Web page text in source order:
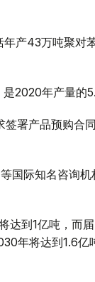
产43万吨聚对
2020年产量的
署产品预购合
国际知名咨询
达到1亿吨，而
年将达到1.6亿